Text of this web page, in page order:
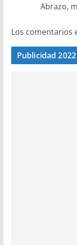
Abrazo,
Los comentarios
Publicidad 2022